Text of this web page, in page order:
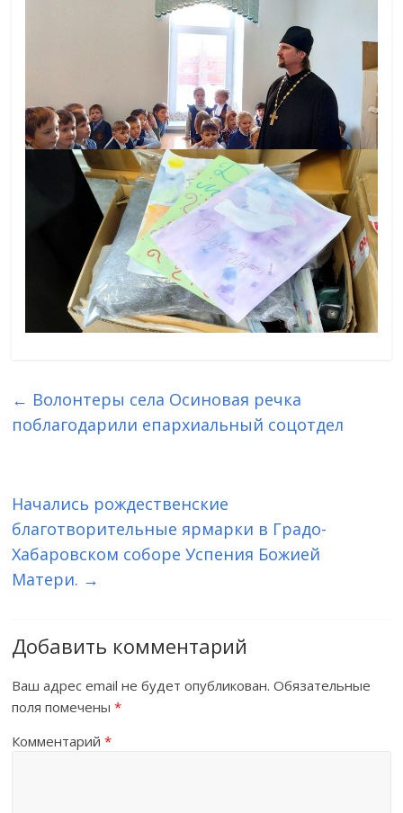
← Волонтеры села Осиновая речка
поблагодарили епархиальный соцотдел
Начались рождественские
благотворительные ярмарки в Градо-
Хабаровском соборе Успения Божией
Матери. →
Добавить комментарий
Ваш адрес email не будет опубликован. Обязательные
поля помечены*
Комментарий*